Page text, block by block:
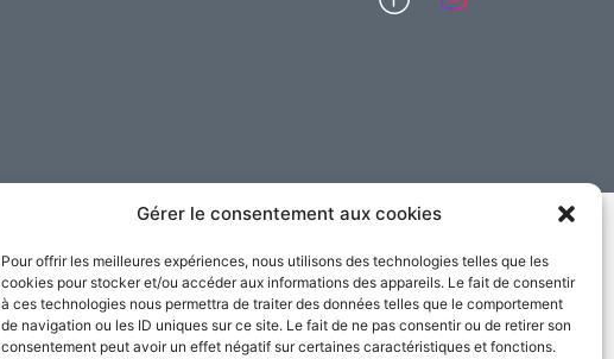
Gérer le consentement aux cookies
Pour offrir les meilleures expériences, nous utilisons des technologies telles que les
cookies pour stocker et/ou accéder aux informations des appareils. Le fait de consentir
à ces technologies nous permettra de traiter des données telles que le comportement
de navigation ou les ID uniques sur ce site. Le fait de ne pas consentir ou de retirer son
consentement peut avoir un effet négatif sur certaines caractéristiques et fonctions.